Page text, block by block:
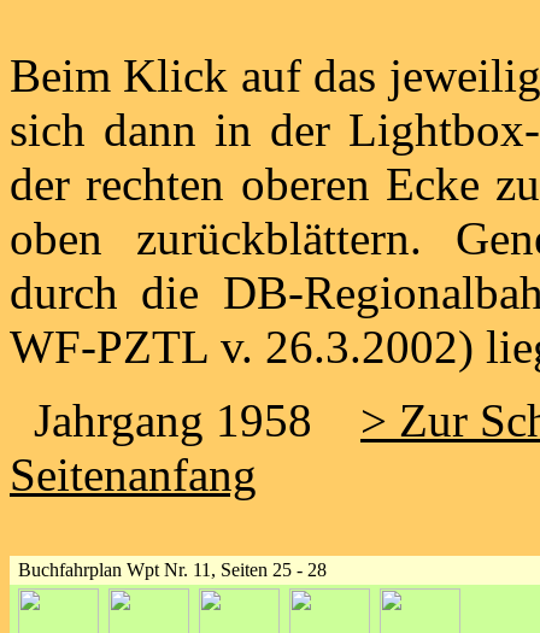
Beim Klick auf das
sich dann in der
der rechten oberen Ecke
oben zurückblättern.
durch die DB-
WF-PZTL v. 26.3.2002)
Jahrgang 1958
> Zur
Seitenanfang
Buchfahrplan Wpt Nr. 11, Seiten 25 - 28